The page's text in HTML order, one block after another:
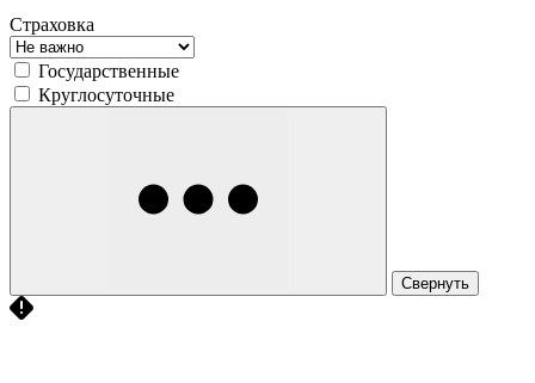
Страховка
Государственные
Круглосуточные
Свернуть